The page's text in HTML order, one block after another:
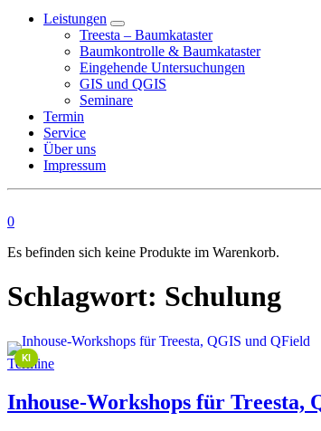
Leistungen
Treesta – Baumkataster
Baumkontrolle & Baumkataster
Eingehende Untersuchungen
GIS und QGIS
Seminare
Termin
Service
Über uns
Impressum
0
Es befinden sich keine Produkte im Warenkorb.
Schlagwort: Schulung
This image is AI-generated or manipulated, disclosed under Article 50(4) of the EU AI Act.
KI
Termine
Inhouse-Workshops für Treesta,